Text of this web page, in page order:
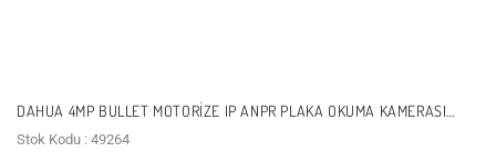
DAHUA 4MP BULLET MOTORIZE IP ANPR PLAKA OKUMA KAMERASI
ITC413-PW4D-IZ1
Stok Kodu : 49264